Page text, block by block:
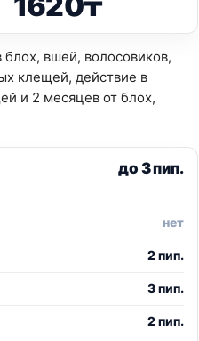
вшей, волосовиков,
клещей, действие в
и 2 месяцев от блох,
до 3 пип.
нет
2 пип.
3 пип.
2 пип.